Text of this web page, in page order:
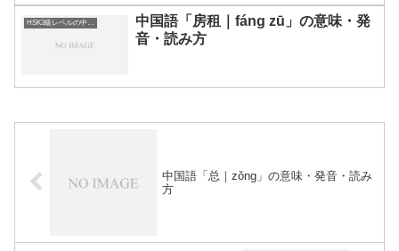
中国語「房租｜fáng zū」の意味・発
音・読み方
中国語「总｜zǒng」の意味・発音・読み
方